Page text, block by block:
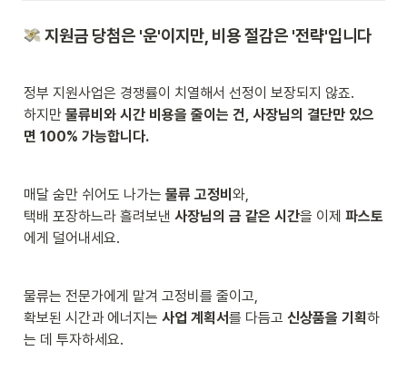
지원금 당첨은 '운'이지만, 비용 절감은 '전략'입니다
정부 지원사업은 경쟁률이 치열해서 선정이 보장되지 않죠.
하지만 물류비와 시간 비용을 줄이는 건, 사장님의 결단만 있으
면 100% 가능합니다.
매달 숨만 쉬어도 나가는 물류 고정비 와,
택배 포장하느라 흘려보낸 사장님의 금 같은 시간을 이제 파스토
에게 덜어내세요.
물류는 전문가에게 맡겨 고정비를 줄이고,
확보된 시간과 에너지는 사업 계획서를 다듬고 신상품을 기획하
는 데 투자하세요.